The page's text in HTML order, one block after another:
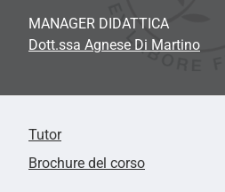
MANAGER DIDATTICA
Dott.ssa Agnese Di Martino
Tutor
Brochure del corso